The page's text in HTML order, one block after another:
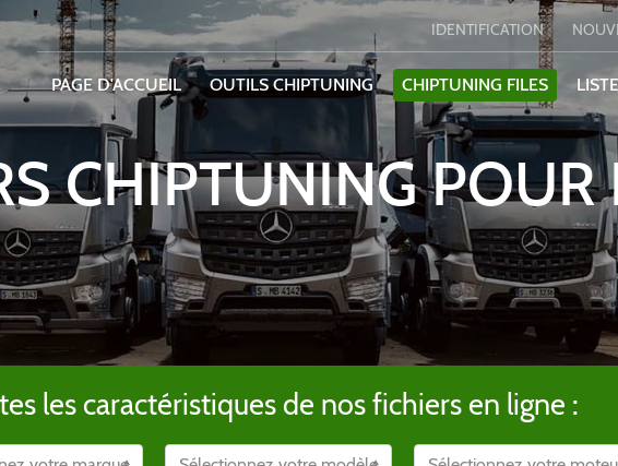
IDENTIFICATION
PAGE D'ACCUEIL OUTILS CHIPTUNING CHIPTUNING FILES
CHIPTUNING
les caractéristiques de nos fichiers en ligne :